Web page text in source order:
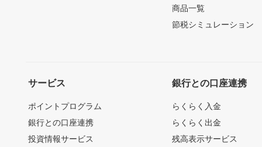
商品一覧
節税シミュレーション
サービス
ポイントプログラム
銀行との口座連携
投資情報サービス
銀行との口座連携
らくらく入金
らくらく出金
残高表示サービス